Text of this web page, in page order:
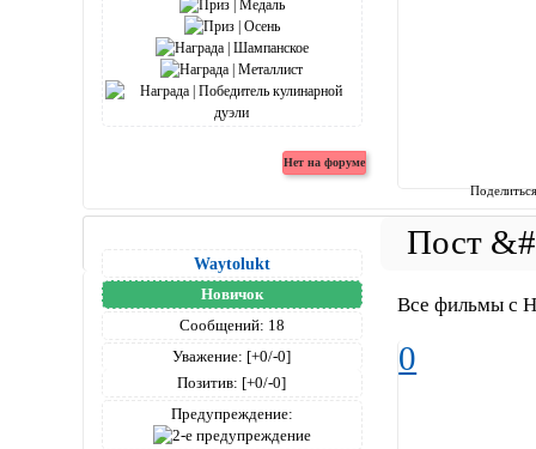
Waytolukt
Новичок
Сообщений: 18
Уважение: [+0/-0]
Позитив: [+0/-0]
Предупреждение:
Все фильмы с
0